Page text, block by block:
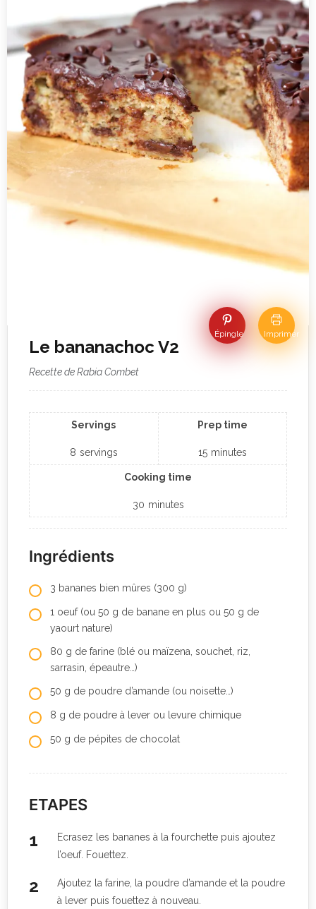
Épingle Imprimer
Le bananachoc V2
Recette de Rabia Combet
Servings
8 servings
Prep time
15 minutes
Cooking time
30 minutes
Ingrédients
3 bananes bien mûres (300 g)
1 oeuf (ou 50 g de banane en plus ou 50 g de
yaourt nature)
80 g de farine (blé ou maïzena, souchet, riz,
sarrasin, épeautre…)
50 g de poudre d’amande (ou noisette…)
8 g de poudre à lever ou levure chimique
50 g de pépites de chocolat
ETAPES
Ecrasez les bananes à la fourchette puis ajoutez
l’oeuf. Fouettez.
Ajoutez la farine, la poudre d’amande et la poudre
à lever puis fouettez à nouveau.